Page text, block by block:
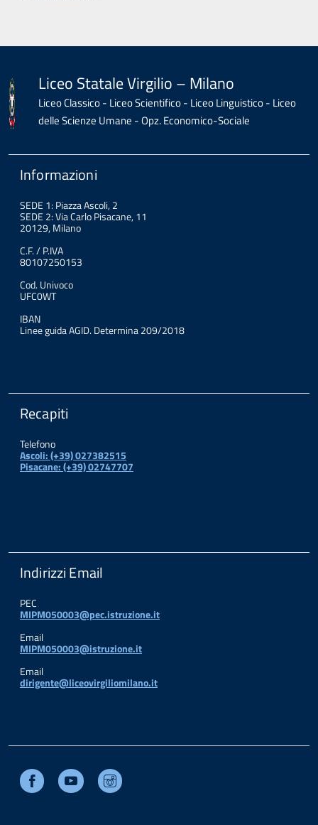
Liceo Statale Virgilio – Milano
Liceo Classico - Liceo Scientifico - Liceo Linguistico - Liceo
delle Scienze Umane - Opz. Economico-Sociale
Informazioni
SEDE 1: Piazza Ascoli, 2
SEDE 2: Via Carlo Pisacane, 11
20129, Milano
C.F. / P.IVA
80107250153
Cod. Univoco
UFC0WT
IBAN
Linee guida AGID. Determina 209/2018
Recapiti
Telefono
Ascoli: (+39) 027382515
Pisacane: (+39) 02747707
Indirizzi Email
PEC
MIPM050003@pec.istruzione.it
Email
MIPM050003@istruzione.it
Email
dirigente@liceovirgiliomilano.it
Facebook Youtube